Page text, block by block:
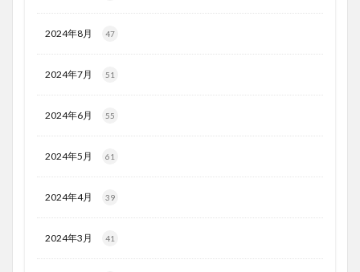
2024年8月 47
2024年7月 51
2024年6月 55
2024年5月 61
2024年4月 39
2024年3月 41